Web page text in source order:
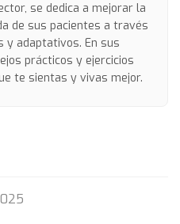
se dedica a mejorar la
de sus pacientes a través
y adaptativos. En sus
prácticos y ejercicios
te sientas y vivas mejor.